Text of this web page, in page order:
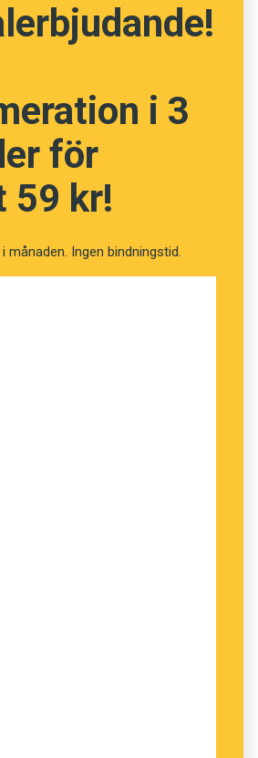
i 3
för
59 kr!
månaden. Ingen bindningstid.